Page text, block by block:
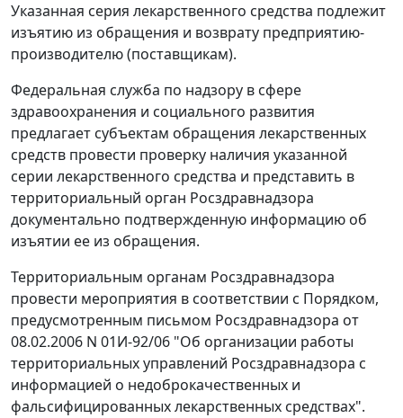
Указанная серия лекарственного средства подлежит
изъятию из обращения и возврату предприятию-
производителю (поставщикам).
Федеральная служба по надзору в сфере
здравоохранения и социального развития
предлагает субъектам обращения лекарственных
средств провести проверку наличия указанной
серии лекарственного средства и представить в
территориальный орган Росздравнадзора
документально подтвержденную информацию об
изъятии ее из обращения.
Территориальным органам Росздравнадзора
провести мероприятия в соответствии с Порядком,
предусмотренным письмом Росздравнадзора от
08.02.2006 N 01И-92/06 "Об организации работы
территориальных управлений Росздравнадзора с
информацией о недоброкачественных и
фальсифицированных лекарственных средствах".